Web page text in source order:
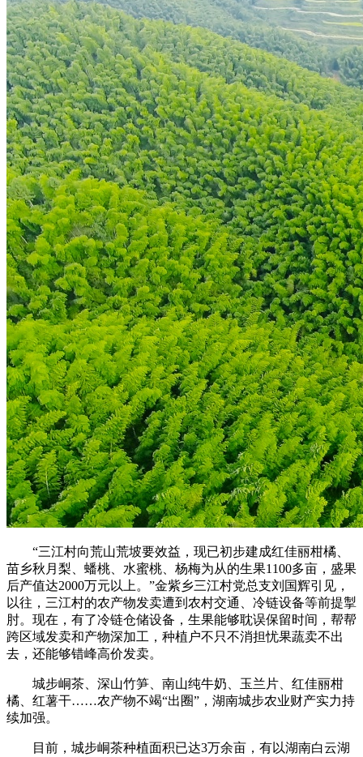
“三江村向荒山荒坡要效益，现已初步建成红佳丽柑橘、
苗乡秋月梨、蟠桃、水蜜桃、杨梅为从的生果1100多亩，盛果
后产值达2000万元以上。”金紫乡三江村党总支刘国辉引见，
以往，三江村的农产物发卖遭到农村交通、冷链设备等前提掣
肘。现在，有了冷链仓储设备，生果能够耽误保留时间，帮帮
跨区域发卖和产物深加工，种植户不只不消担忧果蔬卖不出
去，还能够错峰高价发卖。
城步峒茶、深山竹笋、南山纯牛奶、玉兰片、红佳丽柑
橘、红薯干……农产物不竭“出圈”，湖南城步农业财产实力持
续加强。
目前，城步峒茶种植面积已达3万余亩，有以湖南白云湖